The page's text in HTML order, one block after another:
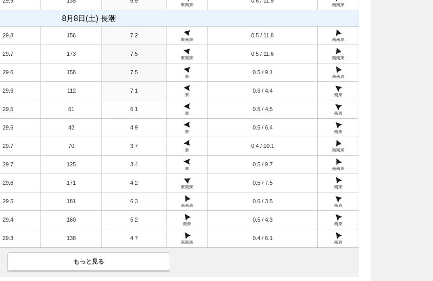
東南東 南南東
8月8日(土) 長潮
29.8 156 7.2
東南東
0.5 / 11.8
南南東
29.7 173 7.5
東南東
0.5 / 11.6
南南東
29.6 158 7.5
東
0.5 / 9.1
南南東
29.6 112 7.1
東
0.6 / 4.4
南東
29.5 61 6.1
東
0.6 / 4.5
南東
29.6 42 4.9
東
0.5 / 6.4
南東
29.7 70 3.7
東
0.4 / 10.1
南南東
29.7 125 3.4
東
0.5 / 9.7
南南東
29.6 171 4.2
東南東
0.5 / 7.5
南東
29.5 181 6.3
南南東
0.6 / 3.5
南東
29.4 160 5.2
南東
0.5 / 4.3
南東
29.3 138 4.7
南南東
0.4 / 6.1
南東
もっと見る